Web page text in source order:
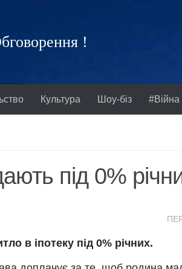
!
Культура Шоу-біз #Війна
під 0%
в іпотеку під 0% річних.